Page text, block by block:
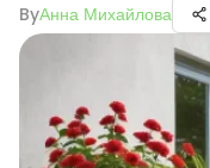
ByАнна Михайлова